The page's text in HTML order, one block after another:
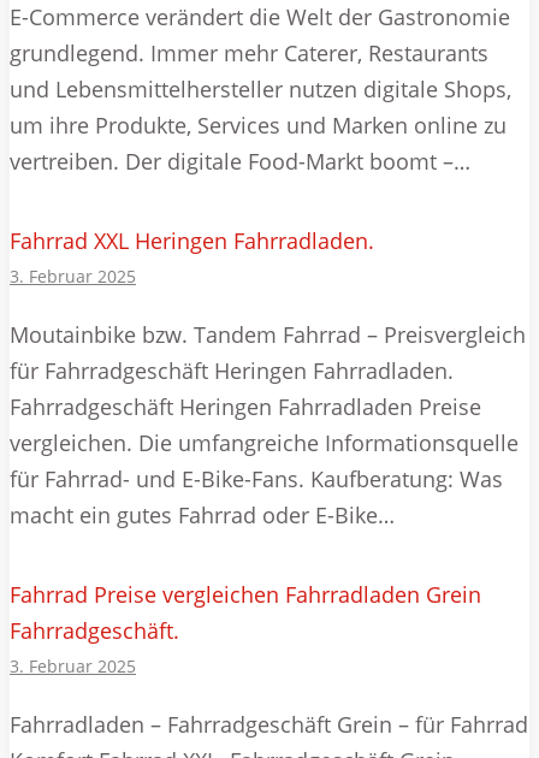
E-Commerce verändert die Welt der Gastronomie
grundlegend. Immer mehr Caterer, Restaurants
und Lebensmittelhersteller nutzen digitale Shops,
um ihre Produkte, Services und Marken online zu
vertreiben. Der digitale Food-Markt boomt –…
Fahrrad XXL Heringen Fahrradladen.
3. Februar 2025
Moutainbike bzw. Tandem Fahrrad – Preisvergleich
für Fahrradgeschäft Heringen Fahrradladen.
Fahrradgeschäft Heringen Fahrradladen Preise
vergleichen. Die umfangreiche Informationsquelle
für Fahrrad- und E-Bike-Fans. Kaufberatung: Was
macht ein gutes Fahrrad oder E-Bike…
Fahrrad Preise vergleichen Fahrradladen Grein
Fahrradgeschäft.
3. Februar 2025
Fahrradladen – Fahrradgeschäft Grein – für Fahrrad